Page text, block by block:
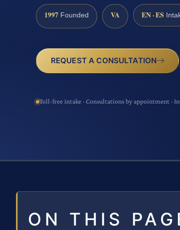
1997 Founded VA EN · ES
REQUEST A CONSULTATION
Toll-free intake · Consultations by appointment ·
ON THIS